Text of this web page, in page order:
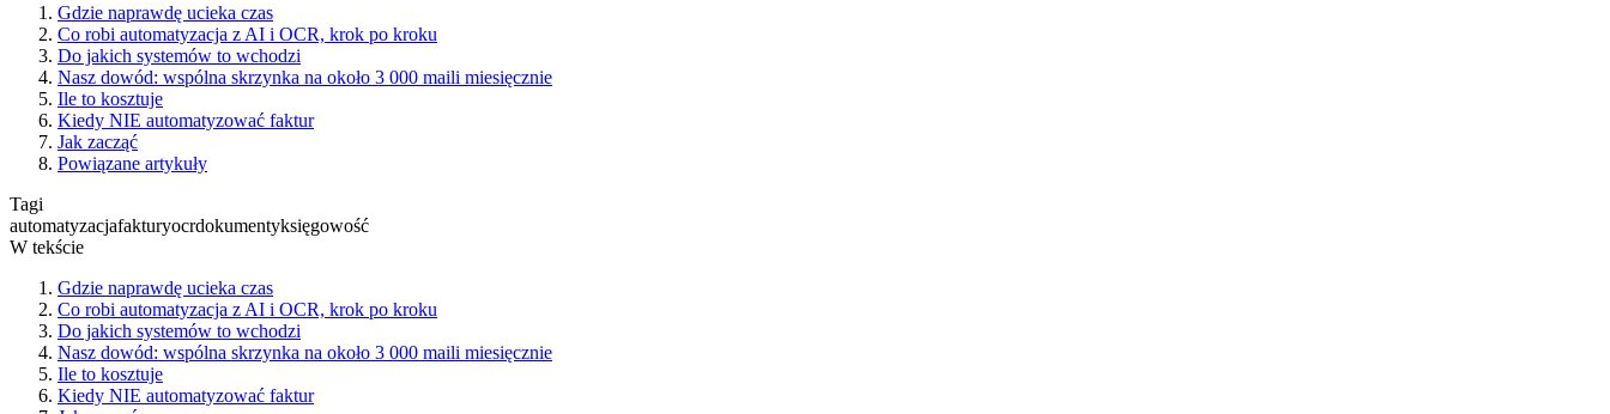
Gdzie naprawdę ucieka czas
Co robi automatyzacja z AI i OCR, krok po kroku
Do jakich systemów to wchodzi
Nasz dowód: wspólna skrzynka na około 3 000 maili miesięcznie
Ile to kosztuje
Kiedy NIE automatyzować faktur
Jak zacząć
Powiązane artykuły
Tagi
automatyzacjafakturyocrdokumentyksięgowość
W tekście
Gdzie naprawdę ucieka czas
Co robi automatyzacja z AI i OCR, krok po kroku
Do jakich systemów to wchodzi
Nasz dowód: wspólna skrzynka na około 3 000 maili miesięcznie
Ile to kosztuje
Kiedy NIE automatyzować faktur